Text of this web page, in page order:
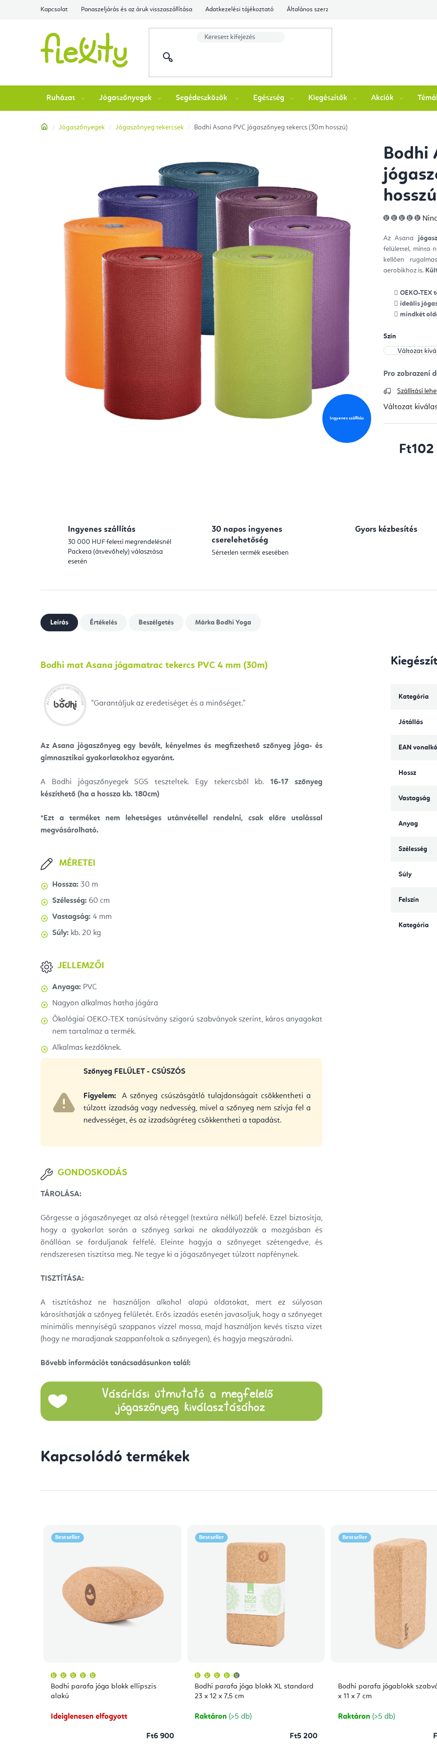
Kapcsolat Panaszeljárás és az áruk visszaszállítása Adatkezelési tájékoztató Általános szerződési feltételek Ellenőrizze a
Ruházat Jógaszőnyegek Segédeszközök Egészség Kiegészítők Akciók
Kezdőlap
Jógaszőnyegek Jógaszőnyeg tekercsek Bodhi Asana PVC jógaszőnyeg tekercs (30m hosszú)
Bodhi
A
5-
0,0
Az Asana
felülettel, minta
kellően
aerobikhoz is.
OEKO-TEX
ideális
mindkét
Szín
Szállítási
Változat
Ft102
Ingyenes szállítás
Ingyenes szállítás
30 000 HUF feletti megrendelésnél
Packeta (átvevőhely) választása
esetén
30 napos ingyenes
cserelehetőség
Sértetlen termék esetében
Gyors kézbesítés
Leírás Értékelés Beszélgetés Márka Bodhi Yoga
Bodhi mat Asana jógamatrac tekercs PVC 4 mm (30m)
"Garantáljuk az eredetiséget és a minőséget."
Az Asana jógaszőnyeg egy bevált, kényelmes és megfizethető szőnyeg jóga- és
gimnasztikai gyakorlatokhoz egyaránt.
A Bodhi jógaszőnyegek SGS teszteltek. Egy tekercsből kb.16-17 szőnyeg
készíthető (ha a hossza kb. 180cm)
*Ezt a terméket nem lehetséges utánvétellel rendelni, csak előre utalással
megvásárolható.
MÉRETEI
Hossza: 30 m
Szélesség: 60 cm
Vastagság: 4 mm
Súly: kb. 20 kg
JELLEMZŐI
Anyaga: PVC
Nagyon alkalmas hatha jógára
Ökológiai OEKO-TEX tanúsítvány szigorú szabványok szerint, káros anyagokat
nem tartalmaz a termék.
Alkalmas kezdőknek.
Szőnyeg FELÜLET - CSÚSZÓS
Figyelem:
A szőnyeg csúszásgátló tulajdonságait csökkentheti a
túlzott izzadság vagy nedvesség, mivel a szőnyeg nem szívja fel a
nedvességet, és az izzadságréteg csökkentheti a tapadást.
GONDOSKODÁS
TÁROLÁSA:
Görgesse a jógaszőnyeget az alsó réteggel (textúra nélkül) befelé. Ezzel biztosítja,
hogy a gyakorlat során a szőnyeg sarkai ne akadályozzák a mozgásban és
önállóan se forduljanak felfelé. Eleinte hagyja a szőnyeget szétengedve, és
rendszeresen tisztítsa meg. Ne tegye ki a jógaszőnyeget túlzott napfénynek.
TISZTÍTÁSA:
A tisztításhoz ne használjon alkohol alapú oldatokat, mert ez súlyosan
károsíthatják a szőnyeg felületét. Erős izzadás esetén javasoljuk, hogy a szőnyeget
minimális mennyiségű szappanos vízzel mossa, majd használjon kevés tiszta vizet
(hogy ne maradjanak szappanfoltok a szőnyegen), és hagyja megszáradni.
Bővebb információt tanácsadásunkon talál:
Kategória
Jótállás
EAN
Hossz
Vastagság
Anyag
Szélesség
Súly
Felszín
Kategória
Kapcsolódó termékek
Bestseller
Bodhi parafa jóga blokk ellipszis
alakú
átlagos
értékelése
csillag.
Ideiglenesen elfogyott
Ft6 900
Bestseller
Bodhi parafa jóga blokk XL standard
23 x 12 x 7,5 cm
átlagos
értékelése
5-
csillag.
Raktáron (>5 db)
Ft5 200
Bestseller
Bodhi parafa jógablokk
x 11 x 7 cm
Raktáron (>5 db)